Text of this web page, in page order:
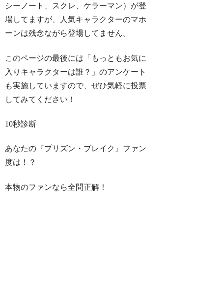
シーノート、スクレ、ケラーマン）が登
場してますが、人気キャラクターのマホ
ーンは残念ながら登場してません。
このページの最後には「もっともお気に
入りキャラクターは誰？」のアンケート
も実施していますので、ぜひ気軽に投票
してみてください！
10秒診断
あなたの『プリズン・ブレイク』ファン
度は！？
本物のファンなら全問正解！